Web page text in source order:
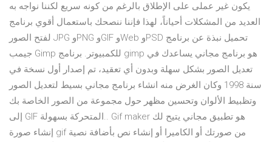
يكون غير عملى على الإطلاق بالرغم من كونه سريع لكننا نواجه به
العديد من المشكلات أحياناً، لهذا فإننا ننصحك باستعمال أقوي برنامج
لفتح الصور JPG وPNG وGIF وWeb وPSD تحميل نبذة عن برنامج
جيمب Gimp للكمبيوتر. برنامج gimp هو برنامج مجاني يساعدك في
تعديل الصور بشكل سهلة وبدون أي تعقيد، تم إصدار أول نسخة في
سنة 1998 وكان الغرض منه انشاء برنامج مجاني بسيط لتعديل الصور
وتظبيط الألوان وتحسين مظهر حول مجموعة من الصور الخاصة بك
إلى GIF المتحركة بسهولة.. Gif maker هو تطبيق مجاني يتيح لك
إنشاء صورة gif من صورتك أو الكاميرا أو إنشاء نص بأضافة نصية